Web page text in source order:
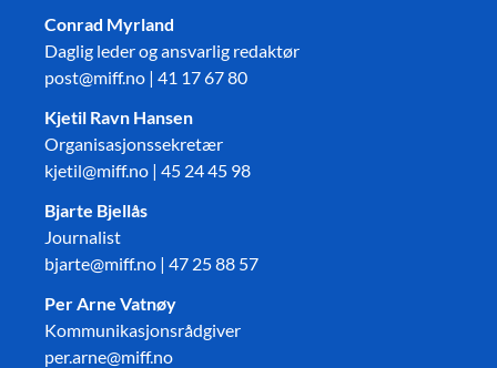
Conrad Myrland
Daglig leder og ansvarlig redaktør
post@miff.no | 41 17 67 80
Kjetil Ravn Hansen
Organisasjonssekretær
kjetil@miff.no | 45 24 45 98
Bjarte Bjellås
Journalist
bjarte@miff.no | 47 25 88 57
Per Arne Vatnøy
Kommunikasjonsrådgiver
per.arne@miff.no